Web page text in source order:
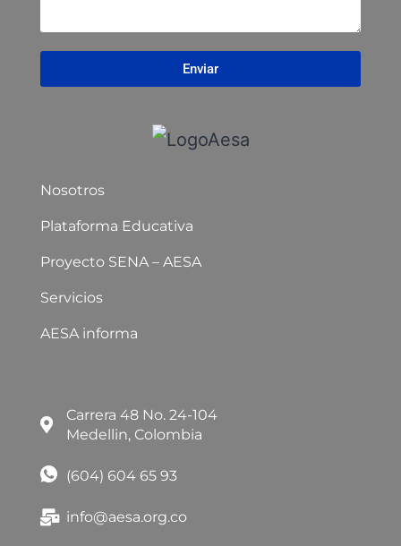
Enviar
Nosotros
Plataforma Educativa
Proyecto SENA – AESA
Servicios
AESA informa
Carrera 48 No. 24-104
Medellin, Colombia
(604) 604 65 93
info@aesa.org.co